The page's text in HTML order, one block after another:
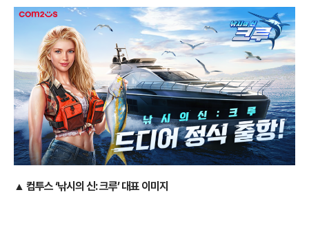
▲ 컴투스 ‘낚시의 신: 크루’ 대표 이미지